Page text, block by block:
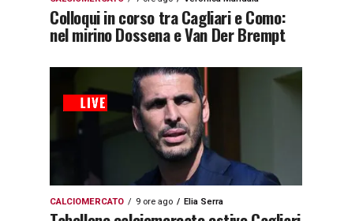
Colloqui in corso tra Cagliari e Como:
nel mirino Dossena e Van Der Brempt
CALCIOMERCATO 9 ore ago Elia Serra